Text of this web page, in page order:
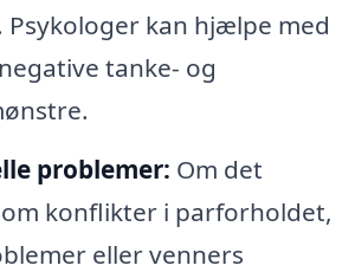
Psykologer kan hjælpe med
tanke- og
problemer: Om det
konflikter i parforholdet,
eller venners